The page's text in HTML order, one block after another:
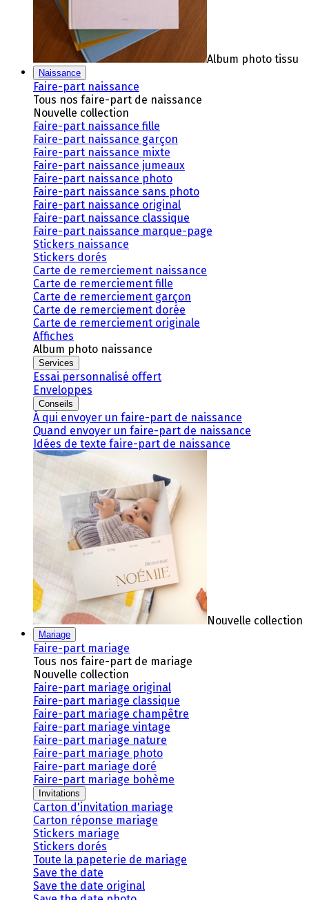
Album photo tissu
Naissance
Faire-part naissance
Tous nos faire-part de naissance
Nouvelle collection
Faire-part naissance fille
Faire-part naissance garçon
Faire-part naissance mixte
Faire-part naissance jumeaux
Faire-part naissance photo
Faire-part naissance sans photo
Faire-part naissance original
Faire-part naissance classique
Faire-part naissance marque-page
Stickers naissance
Stickers dorés
Carte de remerciement naissance
Carte de remerciement fille
Carte de remerciement garçon
Carte de remerciement dorée
Carte de remerciement originale
Affiches
Album photo naissance
Services
Essai personnalisé offert
Enveloppes
Conseils
À qui envoyer un faire-part de naissance
Quand envoyer un faire-part de naissance
Idées de texte faire-part de naissance
Nouvelle collection
Mariage
Faire-part mariage
Tous nos faire-part de mariage
Nouvelle collection
Faire-part mariage original
Faire-part mariage classique
Faire-part mariage champêtre
Faire-part mariage vintage
Faire-part mariage nature
Faire-part mariage photo
Faire-part mariage doré
Faire-part mariage bohème
Invitations
Carton d'invitation mariage
Carton réponse mariage
Stickers mariage
Stickers dorés
Toute la papeterie de mariage
Save the date
Save the date original